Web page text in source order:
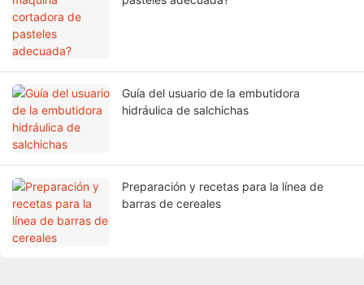
Guía del usuario de la embutidora
hidráulica de salchichas
Preparación y recetas para la línea de
barras de cereales